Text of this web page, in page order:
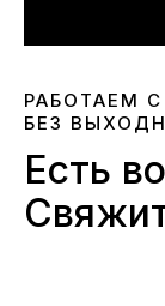
РАБОТАЕМ
БЕЗ
Есть